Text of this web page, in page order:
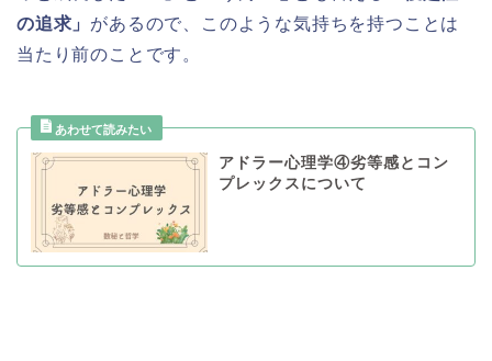
の追求」 があるので、このような気持ちを持つことは
当たり前のことです。
アドラー心理学④劣等感とコン
プレックスについて